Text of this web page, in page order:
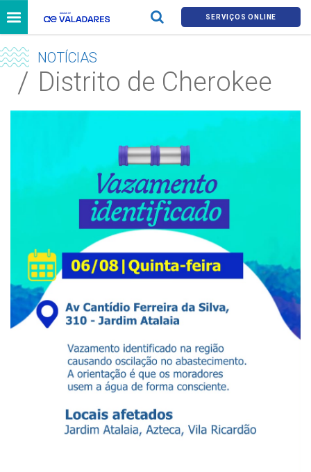
SERVIÇOS ONLINE
NOTÍCIAS
Distrito de Cherokee